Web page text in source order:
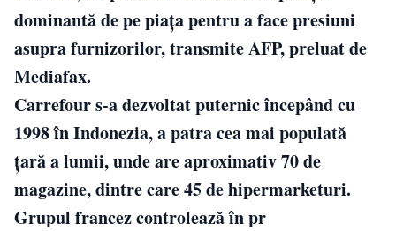
dominantă de pe piaţa pentru a face presiuni
asupra furnizorilor, transmite AFP, preluat de
Mediafax.
Carrefour s-a dezvoltat puternic începând cu
1998 în Indonezia, a patra cea mai populată
ţară a lumii, unde are aproximativ 70 de
magazine, dintre care 45 de hipermarketuri.
Grupul francez controlează în pr